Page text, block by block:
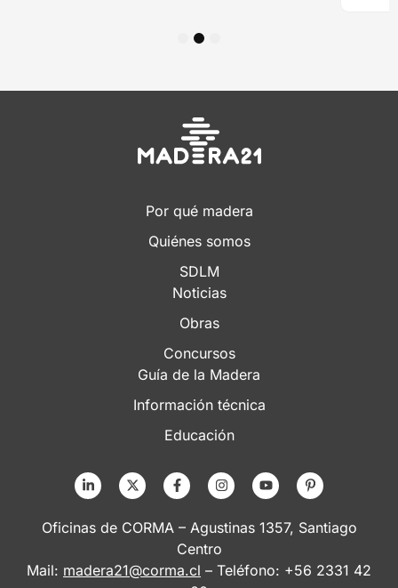
Por qué madera
Quiénes somos
SDLM
Noticias
Obras
Concursos
Guía de la Madera
Información técnica
Educación
Oficinas de CORMA – Agustinas 1357, Santiago
Centro
Mail: madera21@corma.cl – Teléfono: +56 2331 42